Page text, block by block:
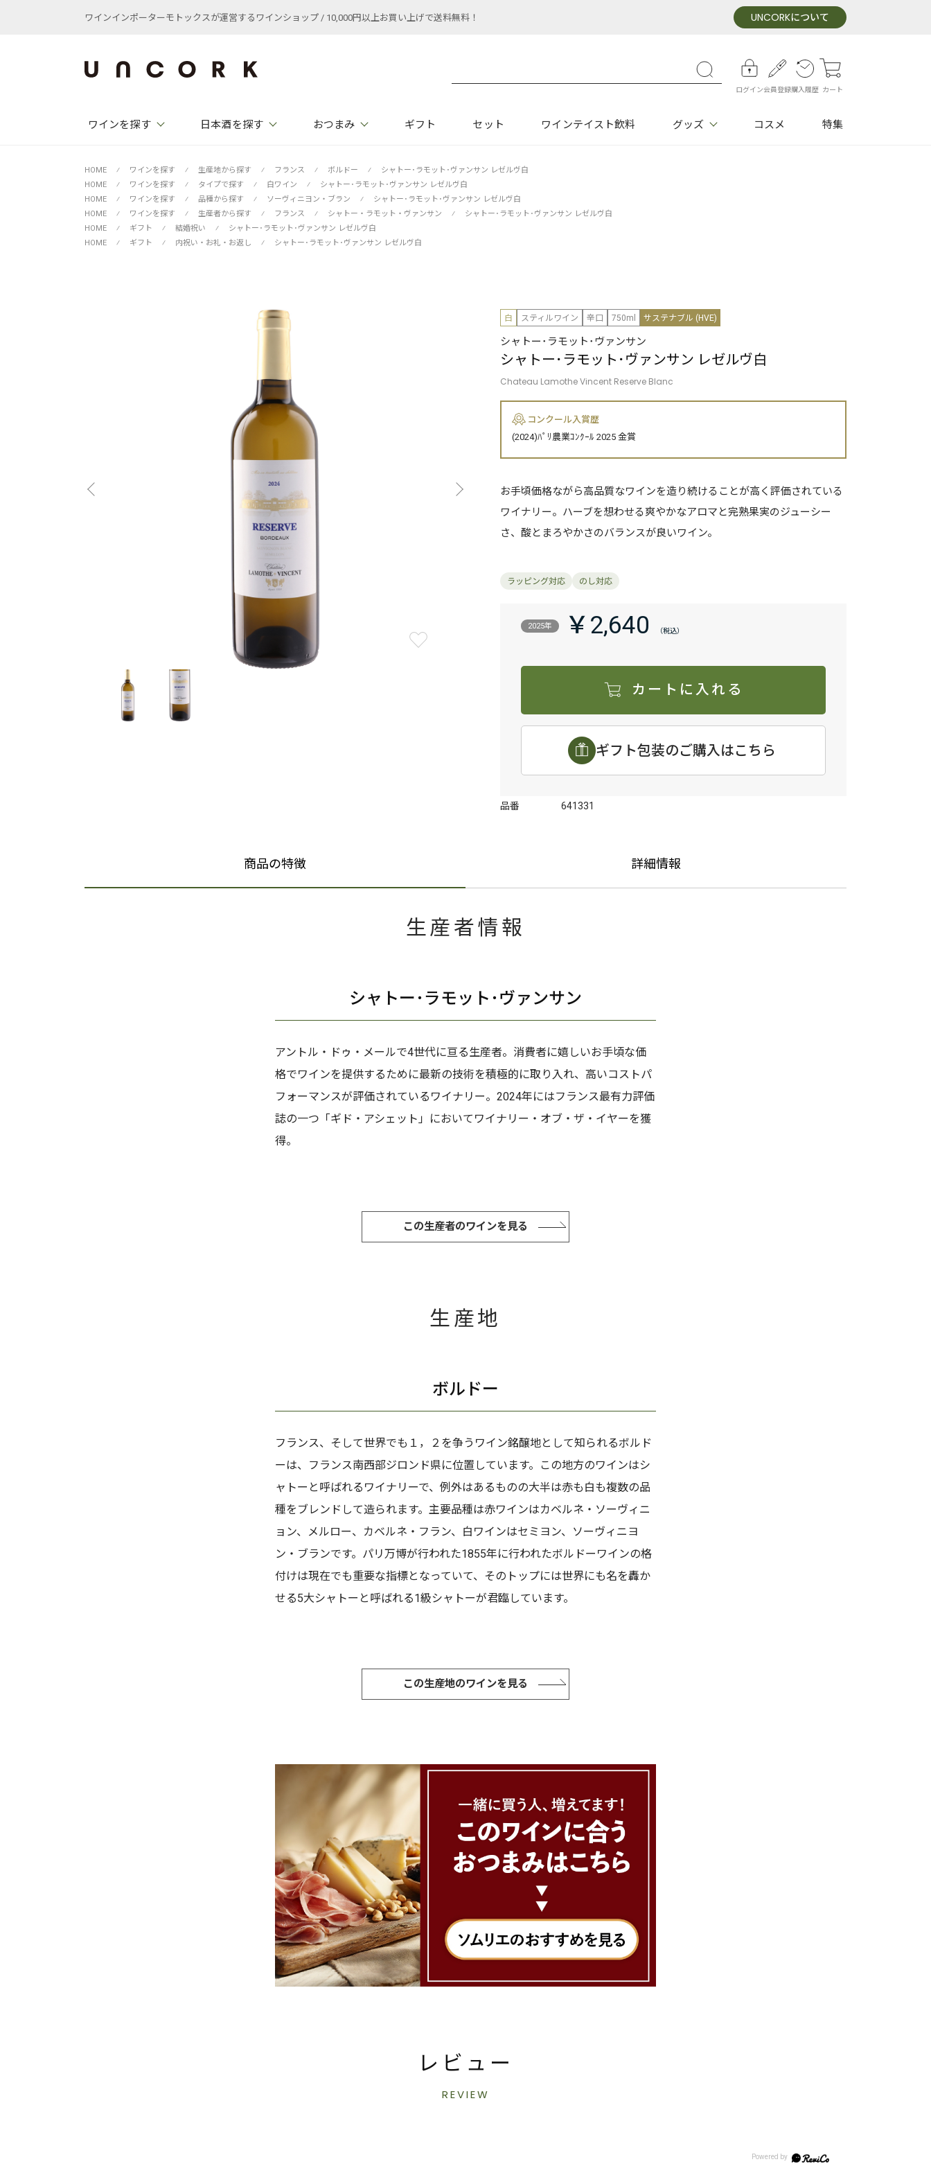
ワインインポーターモトックスが運営するワインショップ / 10,000円以上お買い上げで送料無料！ UNCORKについて
ログイン会員登録購入履歴 カート
ワインを探す 日本酒を探す おつまみ ギフト セット ワインテイスト飲料 グッズ コスメ 特集
HOME ⁄ ワインを探す ⁄ 生産地から探す ⁄ フランス ⁄ ボルドー ⁄
シャトー･ラモット･ヴァンサン レゼルヴ白
HOME
⁄ ワインを探す ⁄ タイプで探す ⁄ 白ワイン ⁄
シャトー･ラモット･ヴァンサン レゼルヴ白
HOME
⁄ ワインを探す ⁄ 品種から探す ⁄ ソーヴィニヨン・ブラン ⁄
シャトー･ラモット･ヴァンサン レゼルヴ白
HOME
⁄ ワインを探す ⁄ 生産者から探す ⁄ フランス ⁄ シャトー・ラモット・ヴァンサン ⁄
シャトー･ラモット･ヴァンサン レゼルヴ白
HOME
⁄ ギフト ⁄ 結婚祝い ⁄
シャトー･ラモット･ヴァンサン レゼルヴ白
HOME
⁄ ギフト ⁄ 内祝い・お礼・お返し ⁄ シャトー･ラモット･ヴァンサン レゼルヴ白
白 スティルワイン 辛口 750ml サステナブル (HVE)
シャトー･ラモット･ヴァンサン
シャトー･ラモット･ヴァンサン レゼルヴ白
Chateau Lamothe Vincent Reserve Blanc
コンクール入賞歴
(2024)ﾊﾟﾘ農業ｺﾝｸｰﾙ 2025 金賞
お手頃価格ながら高品質なワインを造り続けることが高く評価されている
ワイナリー。ハーブを想わせる爽やかなアロマと完熟果実のジューシー
さ、酸とまろやかさのバランスが良いワイン。
2025年 ￥2,640
カートに入れる
ギフト包装のご購入はこちら
品番 641331
商品の特徴 詳細情報
生産者情報
シャトー･ラモット･ヴァンサン
アントル・ドゥ・メールで4世代に亘る生産者。消費者に嬉しいお手頃な価
格でワインを提供するために最新の技術を積極的に取り入れ、高いコストパ
フォーマンスが評価されているワイナリー。2024年にはフランス最有力評価
誌の一つ「ギド・アシェット」においてワイナリー・オブ・ザ・イヤーを獲
得。
この生産者のワインを見る
生産地
ボルドー
フランス、そして世界でも１，２を争うワイン銘醸地として知られるボルド
ーは、フランス南西部ジロンド県に位置しています。この地方のワインはシ
ャトーと呼ばれるワイナリーで、例外はあるものの大半は赤も白も複数の品
種をブレンドして造られます。主要品種は赤ワインはカベルネ・ソーヴィニ
ョン、メルロー、カベルネ・フラン、白ワインはセミヨン、ソーヴィニヨ
ン・ブランです。パリ万博が行われた1855年に行われたボルドーワインの格
付けは現在でも重要な指標となっていて、そのトップには世界にも名を轟か
せる5大シャトーと呼ばれる1級シャトーが君臨しています。
この生産地のワインを見る
レビュー
REVIEW